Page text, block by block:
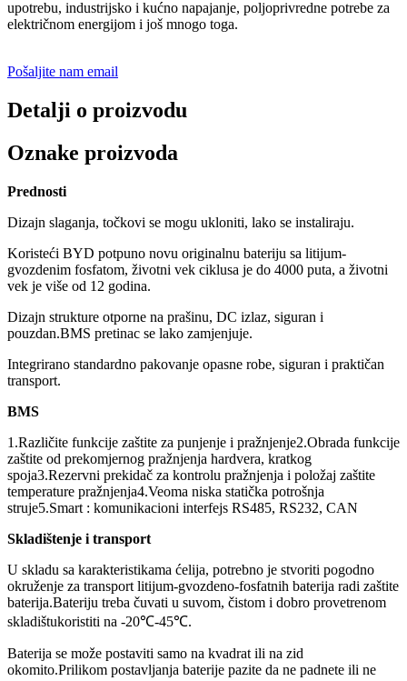
upotrebu, industrijsko i kućno napajanje, poljoprivredne potrebe za
električnom energijom i još mnogo toga.
Pošaljite nam email
Detalji o proizvodu
Oznake proizvoda
Prednosti
Dizajn slaganja, točkovi se mogu ukloniti, lako se instaliraju.
Koristeći BYD potpuno novu originalnu bateriju sa litijum-
gvozdenim fosfatom, životni vek ciklusa je do 4000 puta, a životni
vek je više od 12 godina.
Dizajn strukture otporne na prašinu, DC izlaz, siguran i
pouzdan.BMS pretinac se lako zamjenjuje.
Integrirano standardno pakovanje opasne robe, siguran i praktičan
transport.
BMS
1.Različite funkcije zaštite za punjenje i pražnjenje2.Obrada funkcije
zaštite od prekomjernog pražnjenja hardvera, kratkog
spoja3.Rezervni prekidač za kontrolu pražnjenja i položaj zaštite
temperature pražnjenja4.Veoma niska statička potrošnja
struje5.Smart : komunikacioni interfejs RS485, RS232, CAN
Skladištenje i transport
U skladu sa karakteristikama ćelija, potrebno je stvoriti pogodno
okruženje za transport litijum-gvozdeno-fosfatnih baterija radi zaštite
baterija.Bateriju treba čuvati u suvom, čistom i dobro provetrenom
skladištukoristiti na -20℃-45℃.
Baterija se može postaviti samo na kvadrat ili na zid
okomito.Prilikom postavljanja baterije pazite da ne padnete ili ne